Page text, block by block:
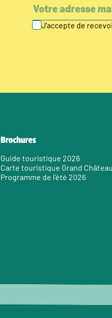
J’accepte de
Brochures
Guide touristique 2026
Carte touristique Grand
Programme de l’été 2026